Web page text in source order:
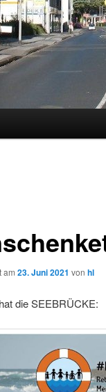
am 23. Juni 2021 von hl
die SEEBRÜCKE: